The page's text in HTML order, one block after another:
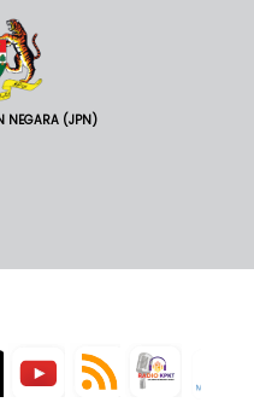
NEGARA (JPN)